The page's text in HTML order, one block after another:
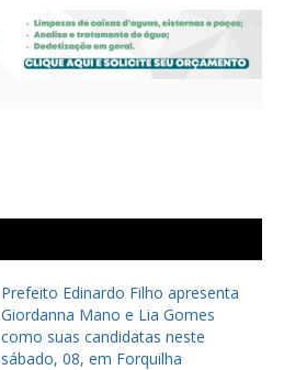
Prefeito Edinardo Filho apresenta
Giordanna Mano e Lia Gomes
como suas candidatas neste
sábado, 08, em Forquilha